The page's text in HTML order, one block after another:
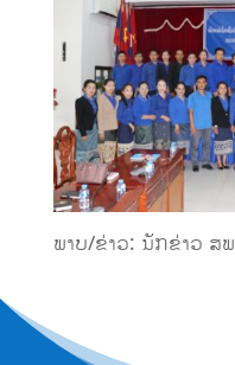
ພາບ/ຂ່າວ: ນັກຂ່າວ ສ